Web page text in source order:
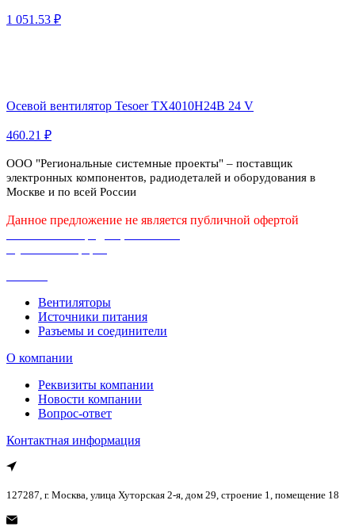
1 051.53 ₽
Осевой вентилятор Tesoer TX4010H24B 24 V
460.21 ₽
ООО "Региональные системные проекты" – поставщик
электронных компонентов, радиодеталей и оборудования в
Москве и по всей России
Данное предложение не является публичной офертой
Вентиляторы
Источники питания
Разъемы и соединители
О компании
Реквизиты компании
Новости компании
Вопрос-ответ
Контактная информация
127287, г. Москва, улица Хуторская 2-я, дом 29, строение 1, помещение 18